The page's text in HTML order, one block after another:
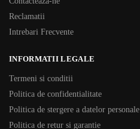
Reclamatii
Intrebari Frecvente
INFORMATII LEGALE
Termeni si conditii
Politica de confidentialitate
Politica de stergere a datelor personale
Politica de retur si garantie